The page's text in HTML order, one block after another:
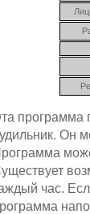
программа
Он
час.